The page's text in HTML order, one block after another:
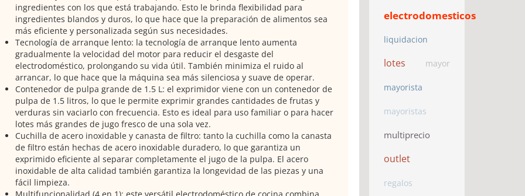
ingredientes con los que está trabajando. Esto le brinda flexibilidad para
ingredientes blandos y duros, lo que hace que la preparación de alimentos sea
más eficiente y personalizada según sus necesidades.
Tecnología de arranque lento: la tecnología de arranque lento aumenta
gradualmente la velocidad del motor para reducir el desgaste del
electrodoméstico, prolongando su vida útil. También minimiza el ruido al
arrancar, lo que hace que la máquina sea más silenciosa y suave de operar.
Contenedor de pulpa grande de 1.5 L: el exprimidor viene con un contenedor de
pulpa de 1.5 litros, lo que le permite exprimir grandes cantidades de frutas y
verduras sin vaciarlo con frecuencia. Esto es ideal para uso familiar o para hacer
lotes más grandes de jugo fresco de una sola vez.
Cuchilla de acero inoxidable y canasta de filtro: tanto la cuchilla como la canasta
de filtro están hechas de acero inoxidable duradero, lo que garantiza un
exprimido eficiente al separar completamente el jugo de la pulpa. El acero
inoxidable de alta calidad también garantiza la longevidad de las piezas y una
fácil limpieza.
electrodomesticos
liquidacion
lotes mayor
mayorista
mayoristas
multiprecio
outlet
regalos